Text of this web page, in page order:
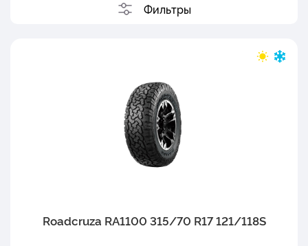
Фильтры
Roadcruza RA1100 315/70 R17 121/118S